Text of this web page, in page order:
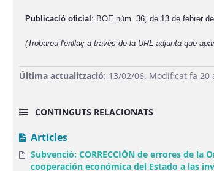
Publicació oficial : BOE núm. 36, de 13 de febrer
(Trobareu l'enllaç a través de la URL adjunta que
Última actualització: 13/02/06. Modificat fa 20
CONTINGUTS RELACIONATS
Articles
Subvenció: CORRECCIÓN de errores de
cooperación económica del Estado a las